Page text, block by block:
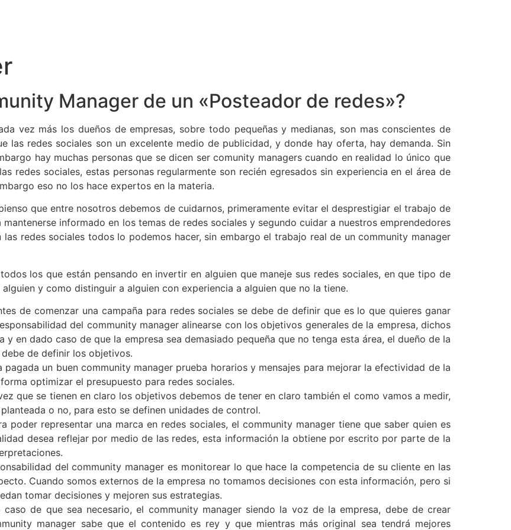
Manager de un «Posteador de redes»?
vez más los dueños de empresas, sobre todo pequeñas y medianas, son mas conscientes de
las redes sociales son un excelente medio de publicidad, y donde hay oferta, hay demanda. Sin
hay muchas personas que se dicen ser comunity managers cuando en realidad lo único que
redes sociales, estas personas regularmente son recién egresados sin experiencia en el área de
eso no los hace expertos en la materia.
que entre nosotros debemos de cuidarnos, primeramente evitar el desprestigiar el trabajo de
informado en los temas de redes sociales y segundo cuidar a nuestros emprendedores
redes sociales todos lo podemos hacer, sin embargo el trabajo real de un community manager
los que están pensando en invertir en alguien que maneje sus redes sociales, en que tipo de
y como distinguir a alguien con experiencia a alguien que no la tiene.
de comenzar una campaña para redes sociales se debe de definir que es lo que quieres ganar
del community manager alinearse con los objetivos generales de la empresa, dichos
en dado caso de que la empresa sea demasiado pequeña que no tenga esta área, el dueño de la
de definir los objetivos.
pagada un buen community manager prueba horarios y mensajes para mejorar la efectividad de la
optimizar el presupuesto para redes sociales.
que se tienen en claro los objetivos debemos de tener en claro también el como vamos a medir,
o no, para esto se definen unidades de control.
poder representar una marca en redes sociales, el community manager tiene que saber quien es
desea reflejar por medio de las redes, esta información la obtiene por escrito por parte de la
del community manager es monitorear lo que hace la competencia de su cliente en las
Cuando somos externos de la empresa no tomamos decisiones con esta información, pero si
tomar decisiones y mejoren sus estrategias.
caso de que sea necesario, el community manager siendo la voz de la empresa, debe de crear
manager sabe que el contenido es rey y que mientras más original sea tendrá mejores